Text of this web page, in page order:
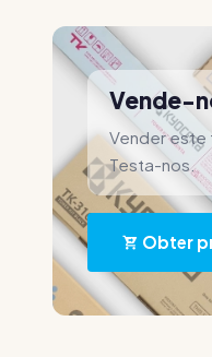
Vende-
Vender este
Testa-nos.
Obter